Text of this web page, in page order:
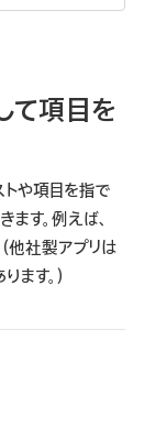
て項目を
トや項目を指で
す。例えば、
他社製アプリは
ます。）